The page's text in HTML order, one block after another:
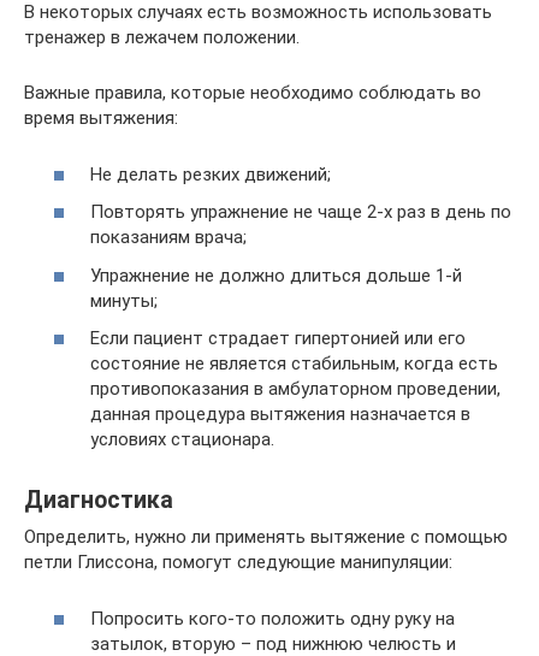
В некоторых случаях есть возможность использовать
тренажер в лежачем положении.
Важные правила, которые необходимо соблюдать во
время вытяжения:
Не делать резких движений;
Повторять упражнение не чаще 2-х раз в день по
показаниям врача;
Упражнение не должно длиться дольше 1-й
минуты;
Если пациент страдает гипертонией или его
состояние не является стабильным, когда есть
противопоказания в амбулаторном проведении,
данная процедура вытяжения назначается в
условиях стационара.
Диагностика
Определить, нужно ли применять вытяжение с помощью
петли Глиссона, помогут следующие манипуляции:
Попросить кого-то положить одну руку на
затылок, вторую – под нижнюю челюсть и